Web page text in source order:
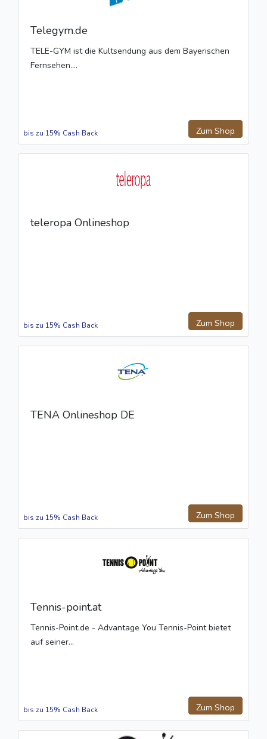
Telegym.de
TELE-GYM ist die Kultsendung aus dem Bayerischen
Fernsehen....
Zum Shop
bis zu 15% Cash Back
teleropa Onlineshop
Zum Shop
bis zu 15% Cash Back
TENA Onlineshop DE
Zum Shop
bis zu 15% Cash Back
Tennis-point.at
Tennis-Point.de - Advantage You Tennis-Point bietet
auf seiner...
Zum Shop
bis zu 15% Cash Back